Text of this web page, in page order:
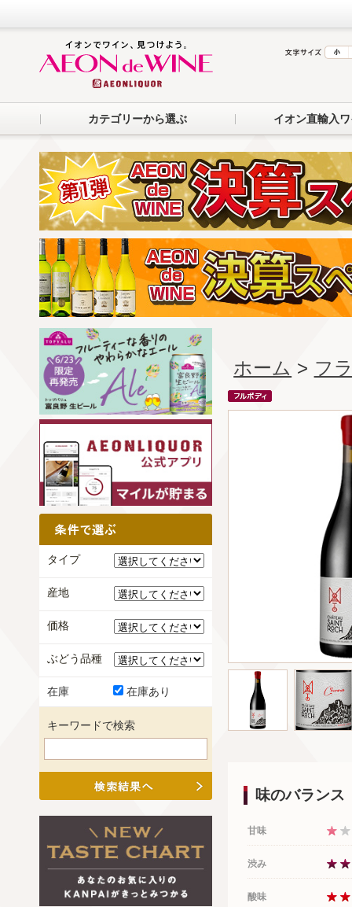
カテゴリーから選ぶ イオン直輸入
ホーム > フ
味のバランス
甘味
渋み
酸味
タイプ
産地
価格
ぶどう品種
在庫 在庫あり
キーワードで検索